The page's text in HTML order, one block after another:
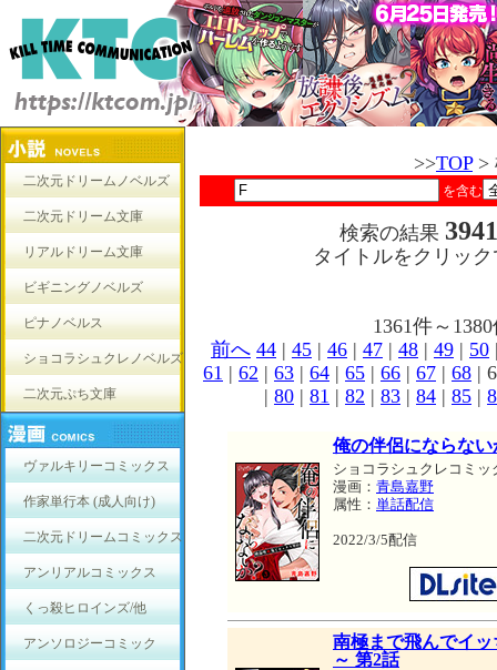
二次元ドリームノベルズ
二次元ドリーム文庫
リアルドリーム文庫
ビギニングノベルズ
ピナノベルス
ショコラシュクレノベルズ
二次元ぷち文庫
ヴァルキリーコミックス
作家単行本 (成人向け)
二次元ドリームコミックス
アンリアルコミックス
くっ殺ヒロインズ/他
アンソロジーコミック
>>TOP>
を含む
検索の結果
タイトルをクリッ
1361件～
前へ 44 | 45 | 46 | 47 | 48 | 49 | 50
61 | 62 | 63 | 64 | 65 | 66 | 67 | 68 |
| 80 | 81 | 82 | 83 | 84 | 85 |
俺の伴侶にならな
ショコラシュクレコミッ
漫画： 青島嘉野
属性： 単話配信
2022/3/5配信
南極まで飛んでイ
～ 第2話